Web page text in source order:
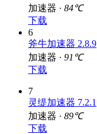
加速器 · 84℃
下载
6
斧牛加速器 2.8.9
加速器 · 91℃
下载
7
灵缇加速器 7.2.1
加速器 · 89℃
下载